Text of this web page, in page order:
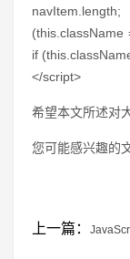
if
</script>
希望本文所述对
您可能感兴趣的
上一篇：